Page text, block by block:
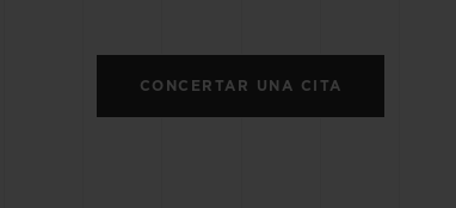
CONCERTAR UNA CITA
ENTREGA PREVISTA